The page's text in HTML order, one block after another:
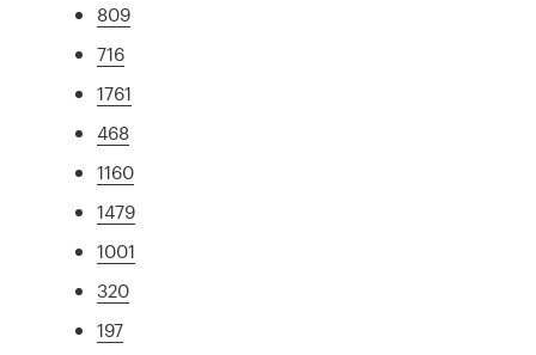
809
716
1761
468
1160
1479
1001
320
197